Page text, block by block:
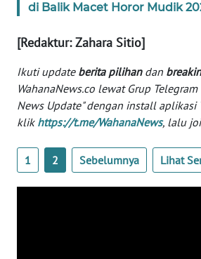
di Balik Macet Horor Mudik
[Redaktur: Zahara Sitio]
Ikuti update berita pilihandan
WahanaNews.co lewat Grup
News Update" dengan install aplikasi
klik https://t.me/WahanaNews, lalu
1 2 Sebelumnya Lihat
WN
KEPRI
WN
PAPUA